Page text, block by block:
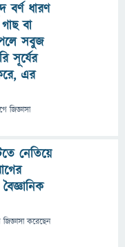
ধারণ
বা
সবুজ
সূর্যের
এর
জিজ্ঞাসা
নেতিয়ে
জিজ্ঞাসাকরেছেন